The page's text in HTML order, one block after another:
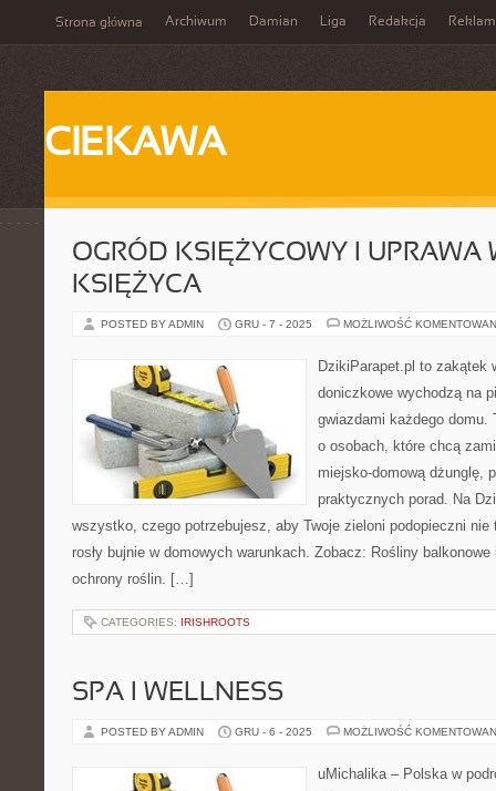
Strona główna Archiwum Damian Liga Redakcja
CIEKAWA
OGRÓD KSIĘŻYCOWY I UPRAWA
KSIĘŻYCA
POSTED BY ADMIN GRU - 7 - 2025 MOŻLIWOŚĆ
DzikiParapet.pl to zakątek
doniczkowe wychodzą na
gwiazdami każdego
o osobach, które chcą
miejsko-domową dżunglę,
praktycznych porad. Na
wszystko, czego potrzebujesz, aby Twoje zieloni podopieczni nie
rosły bujnie w domowych warunkach. Zobacz: Rośliny
ochrony roślin. […]
CATEGORIES: IRISHROOTS
SPA I WELLNESS
POSTED BY ADMIN GRU - 6 - 2025 MOŻLIWOŚĆ
uMichalika – Polska w